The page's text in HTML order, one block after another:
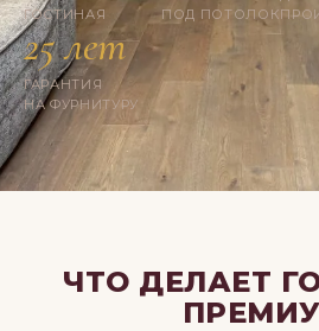
ГОСТИНАЯ
ПОД ПОТОЛОК
25 лет
ГАРАНТИЯ
НА ФУРНИТУРУ
ЧТО ДЕЛАЕТ